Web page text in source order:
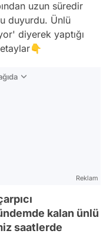
uzun süredir
duyurdu. Ünlü
diyerek yaptığı
Reklam
kalan ünlü
saatlerde